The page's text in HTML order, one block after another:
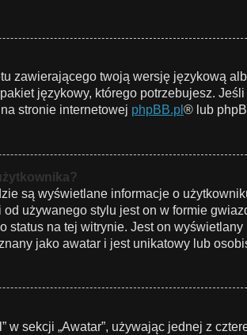
zawierającego twoją wersję językową
językowy, którego potrzebujesz.
stronie internetowej phpBB.pl ® lub
są wyświetlane informacje o
używanego stylu jest on w formie
status na tej witrynie. Jest on
jako awatar i jest unikatowy lub
w sekcji „Awatar”, używając jednej z